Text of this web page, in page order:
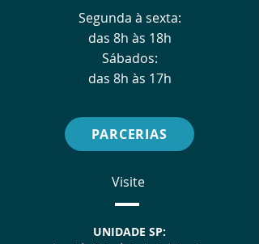
Segunda à sexta:
das 8h às 18h
Sábados:
das 8h às 17h
PARCERIAS
Visite
UNIDADE SP: